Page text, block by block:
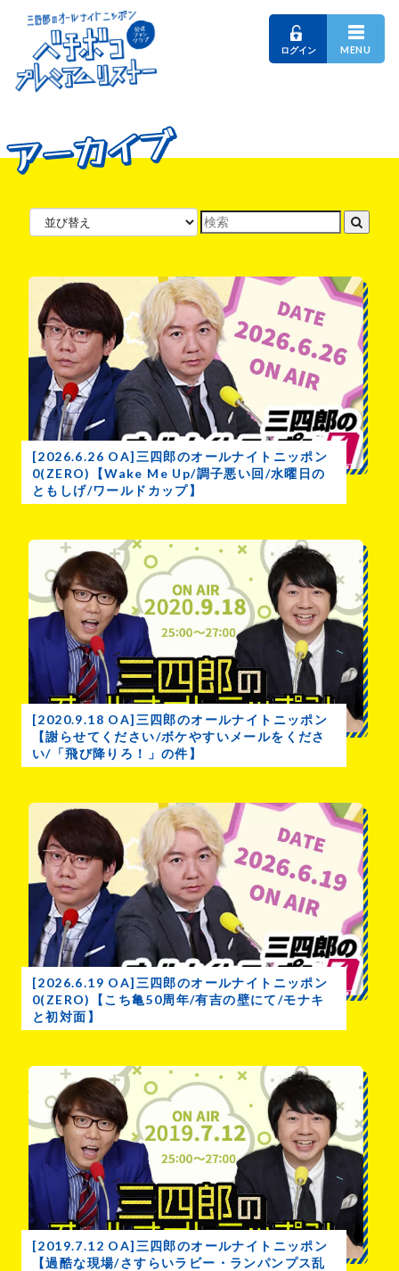
ログイン MENU
アーカイブ
アーカイブ
アーカイブ
[2026.6.26 OA]三四郎のオールナイトニッポン
0(ZERO)【Wake Me Up/調子悪い回/水曜日の
ともしげ/ワールドカップ】
[2020.9.18 OA]三四郎のオールナイトニッポン
【謝らせてください/ボケやすいメールをくださ
い/「飛び降りろ！」の件】
[2026.6.19 OA]三四郎のオールナイトニッポン
0(ZERO)【こち亀50周年/有吉の壁にて/モナキ
と初対面】
[2019.7.12 OA]三四郎のオールナイトニッポン
【過酷な現場/さすらいラビー・ランパンプス乱